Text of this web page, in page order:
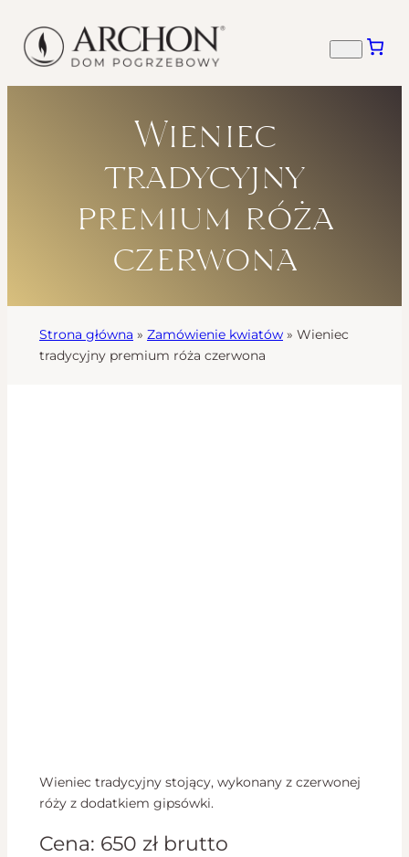
Wieniec
tradycyjny
premium róża
czerwona
Strona główna » Zamówienie kwiatów » Wieniec
tradycyjny premium róża czerwona
Wieniec tradycyjny stojący, wykonany z czerwonej
róży z dodatkiem gipsówki.
Cena: 650 zł brutto